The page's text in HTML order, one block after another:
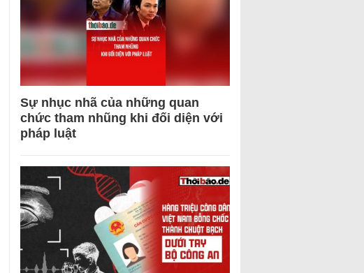
Sự nhục nhã của những quan
chức tham nhũng khi đối diện với
pháp luật